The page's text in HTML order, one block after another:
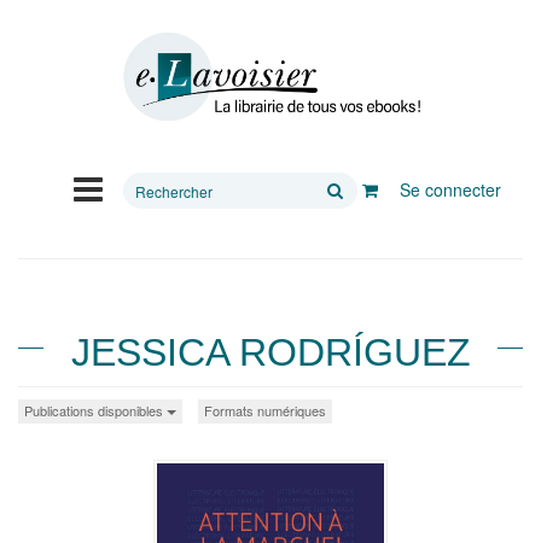
Rechercher
Se connecter
JESSICA RODRÍGUEZ
Publications disponibles Formats numériques